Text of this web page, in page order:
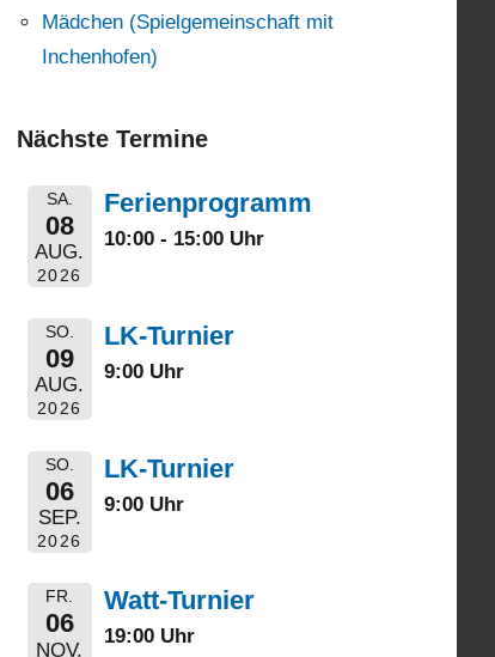
Mädchen (Spielgemeinschaft mit
Inchenhofen)
Nächste Termine
SA.
08
AUG.
2026
Ferienprogramm
10:00 - 15:00 Uhr
SO.
09
AUG.
2026
LK-Turnier
9:00 Uhr
SO.
06
SEP.
2026
LK-Turnier
9:00 Uhr
FR.
06
NOV.
Watt-Turnier
19:00 Uhr